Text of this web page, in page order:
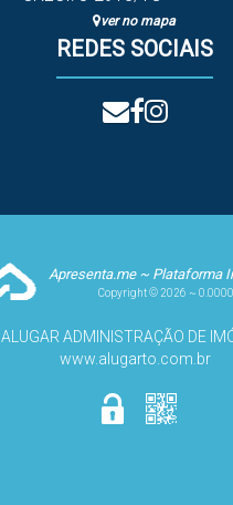
ver no mapa
REDES SOCIAIS
Apresenta.me ~ Plataforma
Copyright © 2026 ~
ALUGAR ADMINISTRAÇÃO DE
www.alugarto.com.br